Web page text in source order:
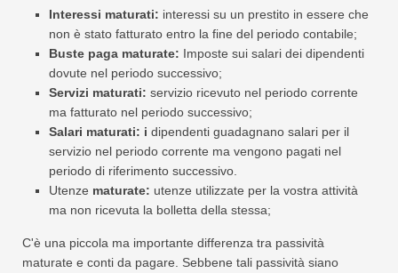
Interessi maturati: interessi su un prestito in essere che
non è stato fatturato entro la fine del periodo contabile;
Buste paga maturate: Imposte sui salari dei dipendenti
dovute nel periodo successivo;
Servizi maturati: servizio ricevuto nel periodo corrente
ma fatturato nel periodo successivo;
Salari maturati: i dipendenti guadagnano salari per il
servizio nel periodo corrente ma vengono pagati nel
periodo di riferimento successivo.
Utenze maturate: utenze utilizzate per la vostra attività
ma non ricevuta la bolletta della stessa;
C'è una piccola ma importante differenza tra passività
maturate e conti da pagare. Sebbene tali passività siano